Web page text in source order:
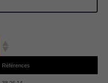
Références